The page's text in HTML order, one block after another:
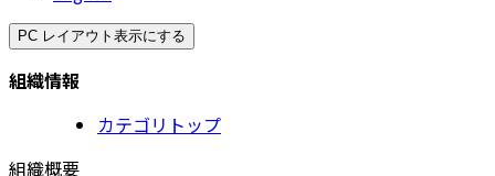
PC レイアウト表示にする
組織情報
カテゴリトップ
組織概要